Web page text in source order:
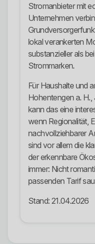
Stromanbieter mit
Unternehmen
lokal verankerten
substanzieller als
Strommarken.
Für Haushalte und
Hohentengen a.
kann das eine
wenn Regionalität,
nachvollziehbarer
sind vor allem die
der erkennbare
immer: Nicht
passenden Tarif
Stand: 21.04.2026